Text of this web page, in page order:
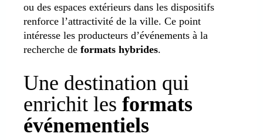
ou des espaces extérieurs dans les dispositifs
renforce l’attractivité de la ville. Ce point
intéresse les producteurs d’événements à la
recherche de formats hybrides.
Une destination qui
enrichit les formats
événementiels